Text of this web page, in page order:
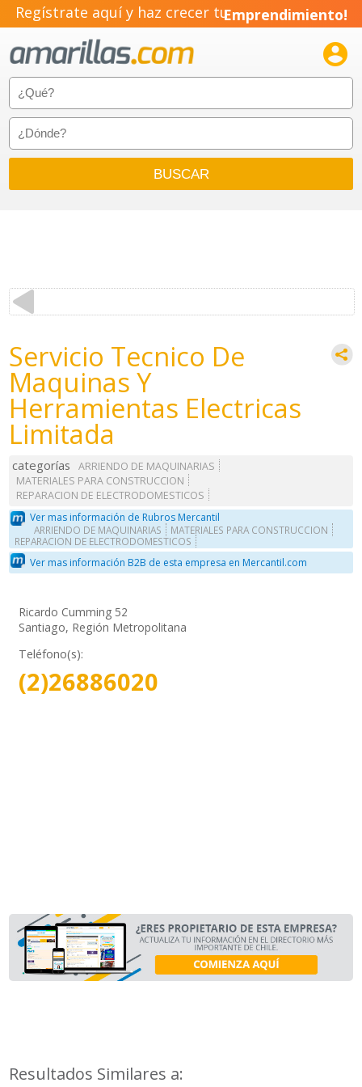
Regístrate aquí y haz crecer tuEmprendimiento!

Servicio Tecnico De
Maquinas Y
Herramientas Electricas
Limitada
categorías
ARRIENDO DE MAQUINARIAS
MATERIALES PARA CONSTRUCCION
REPARACION DE ELECTRODOMESTICOS
Ver mas información de Rubros Mercantil
ARRIENDO DE MAQUINARIAS
MATERIALES PARA CONSTRUCCION
REPARACION DE ELECTRODOMESTICOS
Ver mas información B2B de esta empresa en Mercantil.com
Ricardo Cumming 52
Santiago, Región Metropolitana
Teléfono(s):
(2)26886020
Resultados Similares a: